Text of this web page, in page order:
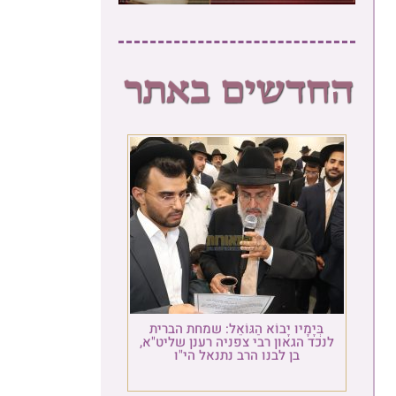
בְּיָמָיו יָבוֹא הַגּוֹאֵל: שמחת הברית
הגאון רבי צפניה רענן שליט"א,
בן לבנו הרב נתנאל הי"ו